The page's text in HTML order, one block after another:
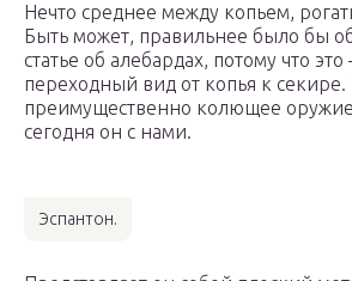
Нечто среднее между копьем,
Быть может, правильнее было бы
статье об алебардах, потому что
переходный вид от копья к
преимущественно колющее
сегодня он с нами.
Эспантон.